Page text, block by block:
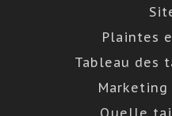
Plaintes
Tableau des